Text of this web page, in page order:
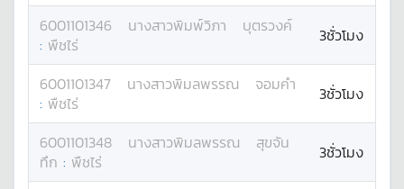
6001101346
นางสาวพิมพ์วิภา
บุตรวงค์
: พืชไร่ 3ชั่วโมง
6001101347 นางสาวพิมลพรรณ
จอมคำ
: พืชไร่ 3ชั่วโมง
6001101348 นางสาวพิมลพรรณ
สุขจัน
ทึก : พืชไร่ 3ชั่วโมง